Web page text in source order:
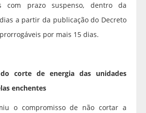
com prazo suspenso, dentro da
a partir da publicação do Decreto
por mais 15 dias.
do corte de energia das unidades
enchentes
o compromisso de não cortar a